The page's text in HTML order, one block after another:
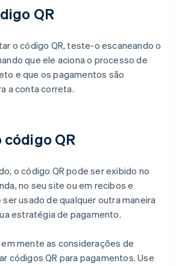
QR
o código QR, teste-o escaneando o
que ele aciona o processo de
e que os pagamentos são
a conta correta.
código QR
o código QR pode ser exibido no
no seu site ou em recibos e
usado de qualquer outra maneira
estratégia de pagamento.
mente as considerações de
códigos QR para pagamentos. Use